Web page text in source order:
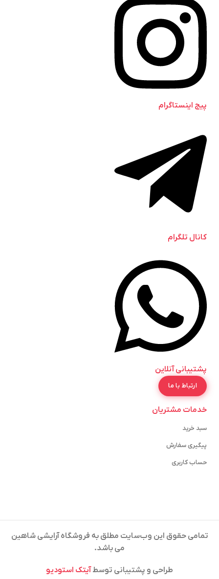
پیج اینستاگرام
کانال تلگرام
پشتیبانی آنلاین
ارتباط با ما
خدمات مشتریان
سبد خرید
پیگیری سفارش
حساب کاربری
تمامی حقوق این وب‌سایت مطلق به فروشگاه آرایشی شاهین
می باشد.
طراحی و پشتیبانی توسطآیتک استودیو